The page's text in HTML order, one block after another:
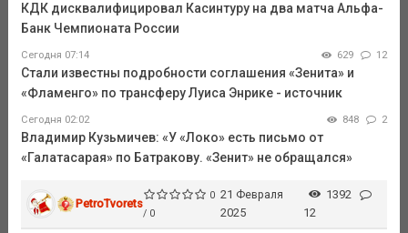
КДК дисквалифицировал Касинтуру на два матча Альфа-
Банк Чемпионата России
Сегодня 07:14 629 12
Стали известны подробности соглашения «Зенита» и
«Фламенго» по трансферу Луиса Энрике - источник
Сегодня 02:02 848 2
Владимир Кузьмичев: «У «Локо» есть письмо от
«Галатасарая» по Батракову. «Зенит» не обращался»
PetroTvorets
0
/ 0
21 Февраля
2025
1392
12